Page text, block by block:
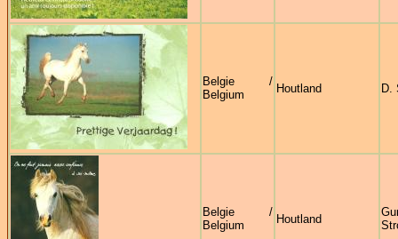
Belgie /
Belgium
Houtland D.
Belgie /
Belgium
Houtland